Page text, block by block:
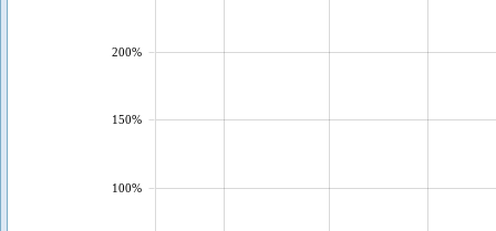
100%
150%
200%